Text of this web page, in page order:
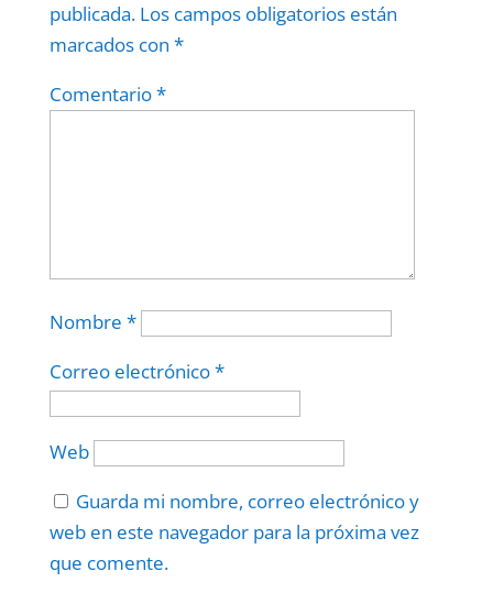
publicada. Los campos obligatorios están
marcados con *
Comentario*
Nombre *
Correo electrónico*
Web
Guarda mi nombre, correo electrónico y
web en este navegador para la próxima vez
que comente.